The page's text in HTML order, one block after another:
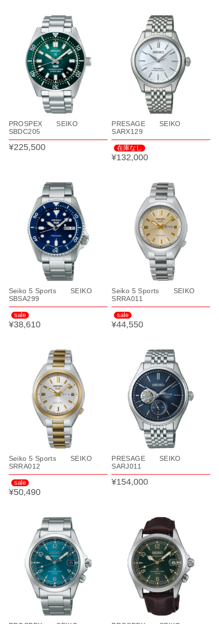
PROSPEX SEIKO
SBDC205
¥225,500
PRESAGE SEIKO
SARX129
在庫なし
¥132,000
Seiko 5 Sports SEIKO
SBSA299
sale
¥38,610
Seiko 5 Sports SEIKO
SRRA011
sale
¥44,550
Seiko 5 Sports SEIKO
SRRA012
sale
¥50,490
PRESAGE SEIKO
SARJ011
¥154,000